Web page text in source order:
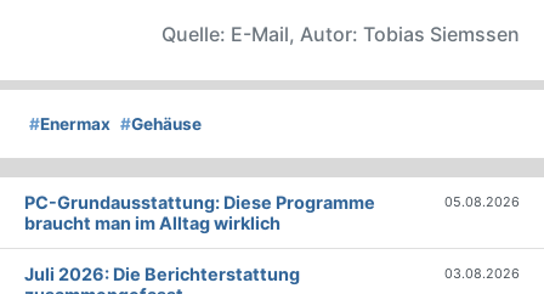
Quelle: E-Mail, Autor: Tobias Siemssen
#Enermax #Gehäuse
PC-Grundausstattung: Diese Programme
braucht man im Alltag wirklich
05.08.2026
Juli 2026: Die Bericht­erstattung
03.08.2026